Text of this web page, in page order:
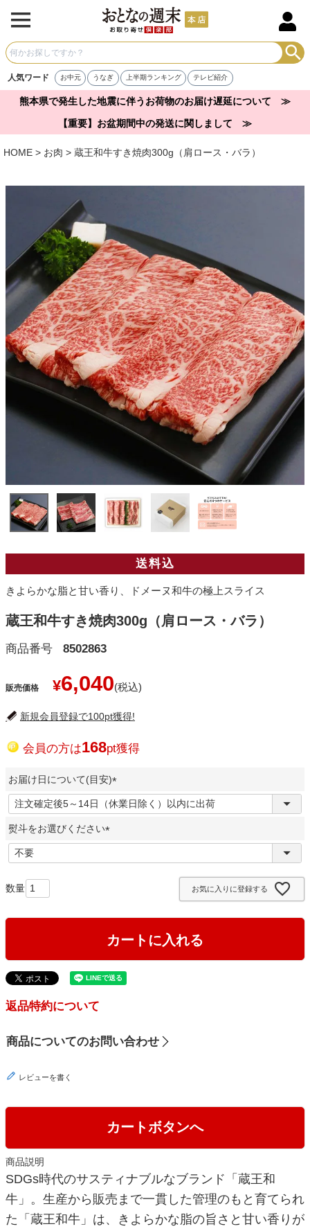
人気ワード お中元 うなぎ 上半期ランキング テレビ紹介
熊本県で発生した地震に伴うお荷物のお届け遅延について ≫
【重要】お盆期間中の発送に関しまして ≫
HOME お肉 蔵王和牛すき焼肉300g（肩ロース・バラ）
カートボタンへ
商品説明
SDGs時代のサスティナブルなブランド「蔵王和
牛」。生産から販売まで一貫した管理のもと育てられ
た「蔵王和牛」は、きよらかな脂の旨さと甘い香りが
送料込
きよらかな脂と甘い香り、ドメーヌ和牛の極上スライス
蔵王和牛すき焼肉300g（肩ロース・バラ）
商品番号 8502863
販売価格 ¥6,040
新規会員登録で100pt獲得!
会員の方は168pt獲得
お届け日について(目安)
(
必
)
熨斗をお選びください
必
お気に入りに登録する
カートに入れる
返品特約について
商品についてのお問い合わせ
レビューを書く